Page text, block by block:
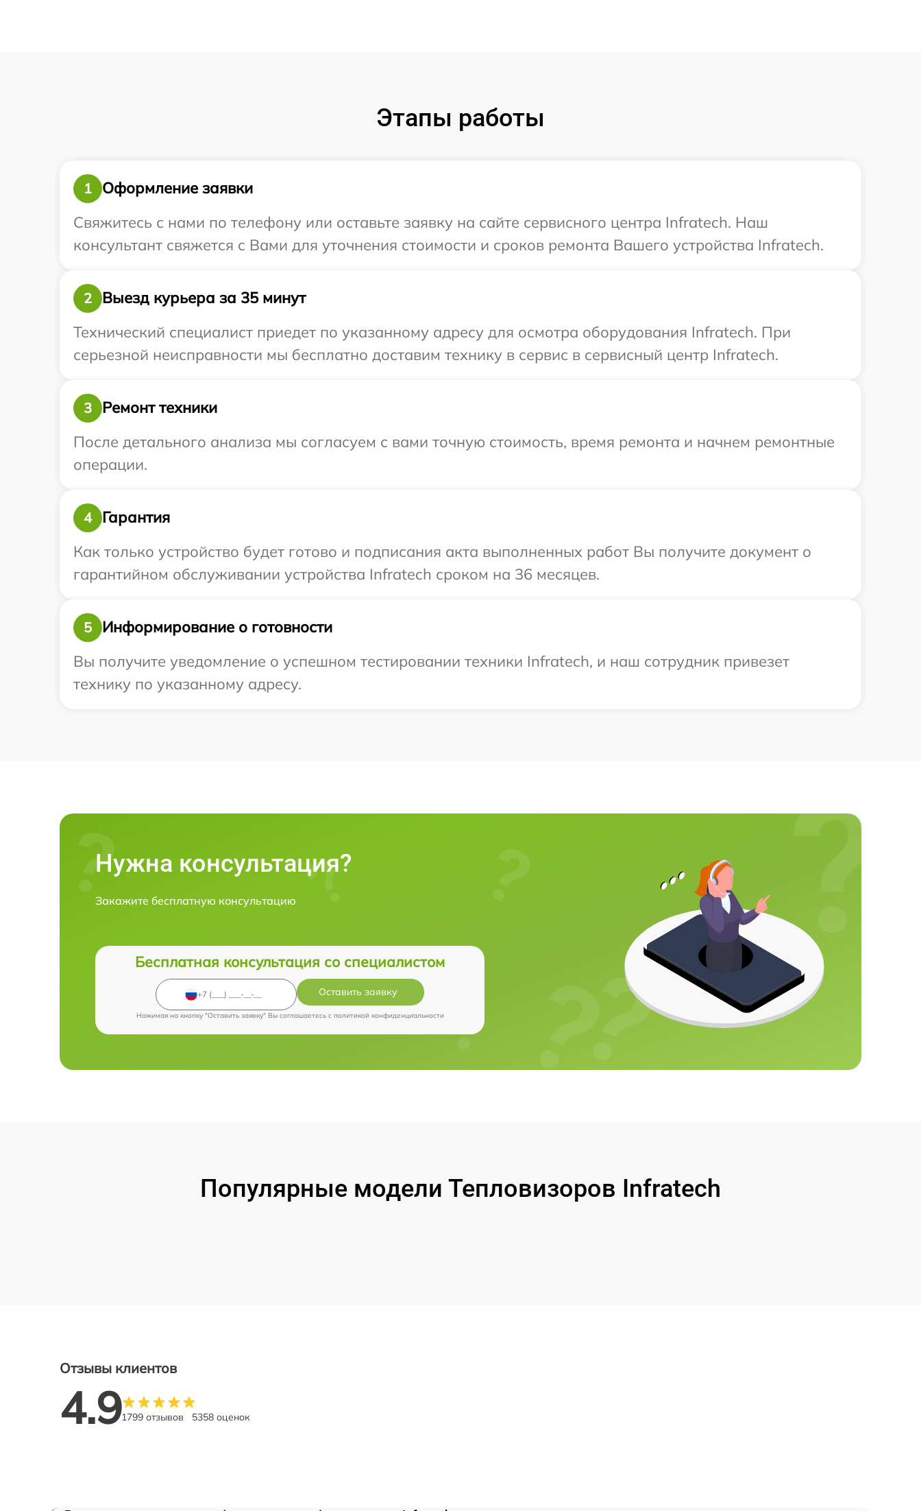
Этапы работы
1
Оформление заявки
Свяжитесь с нами по телефону или оставьте заявку на сайте сервисного центра Infratech. Наш
консультант свяжется с Вами для уточнения стоимости и сроков ремонта Вашего устройства Infratech.
2
Выезд курьера за 35 минут
Технический специалист приедет по указанному адресу для осмотра оборудования Infratech. При
серьезной неисправности мы бесплатно доставим технику в сервис в сервисный центр Infratech.
3
Ремонт техники
После детального анализа мы согласуем с вами точную стоимость, время ремонта и начнем ремонтные
операции.
4
Гарантия
Как только устройство будет готово и подписания акта выполненных работ Вы получите документ о
гарантийном обслуживании устройства Infratech сроком на 36 месяцев.
5
Информирование о готовности
Вы получите уведомление о успешном тестировании техники Infratech, и наш сотрудник привезет
технику по указанному адресу.
Нужна консультация?
Закажите бесплатную консультацию
Бесплатная консультация со специалистом
Оставить заявку
Нажимая на кнопку "Оставить заявку" Вы соглашаетесь c политикой конфиденциальности
Популярные модели Тепловизоров Infratech
Отзывы клиентов
4.91799 отзывов 5358 оценок